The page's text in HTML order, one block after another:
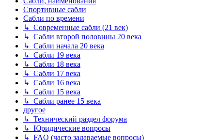
Спортивные сабли
Сабли по времени
↳ Современные сабли (21 век)
↳ Сабли второй половины 20 века
↳ Сабли начала 20 века
↳ Сабли 19 века
↳ Сабли 18 века
↳ Сабли 17 века
↳ Сабли 16 века
↳ Сабли 15 века
↳ Сабли ранее 15 века
другое
↳ Технический раздел форума
↳ Юридические вопросы
↳ FAQ (часто задаваемые вопросы)